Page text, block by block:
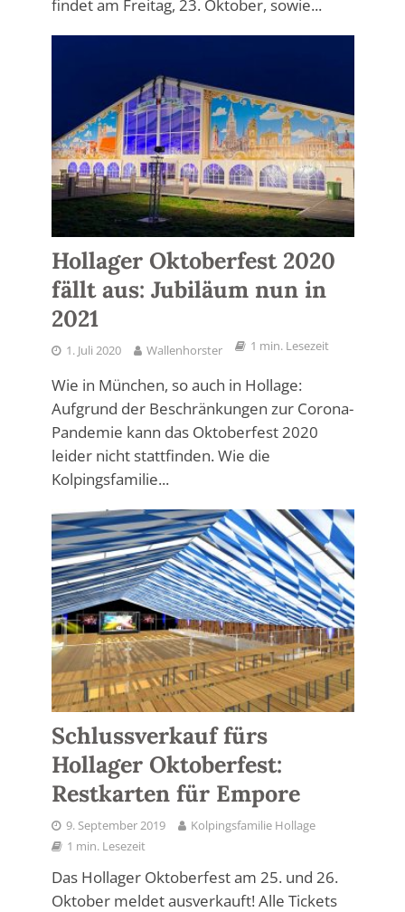
findet am Freitag, 23. Oktober, sowie...
Hollager Oktoberfest 2020
fällt aus: Jubiläum nun in
2021
1. Juli 2020 Wallenhorster 1 min. Lesezeit
Wie in München, so auch in Hollage:
Aufgrund der Beschränkungen zur Corona-
Pandemie kann das Oktoberfest 2020
leider nicht stattfinden. Wie die
Kolpingsfamilie...
Schlussverkauf fürs
Hollager Oktoberfest:
Restkarten für Empore
9. September 2019
Kolpingsfamilie Hollage
1 min. Lesezeit
Das Hollager Oktoberfest am 25. und 26.
Oktober meldet ausverkauft! Alle Tickets